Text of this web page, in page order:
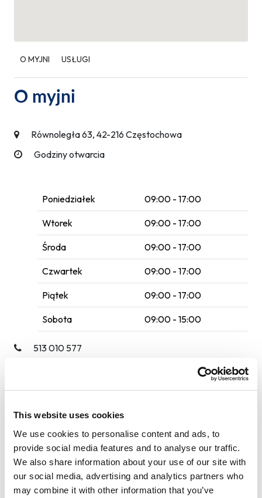
This website uses cookies
We use cookies to personalise content and ads, to
provide social media features and to analyse our traffic.
We also share information about your use of our site with
our social media, advertising and analytics partners who
may combine it with other information that you’ve
O MYJNI USŁUGI
O myjni
Równoległa 63, 42-216 Częstochowa
Godziny otwarcia
Poniedziałek 09:00 - 17:00
Wtorek 09:00 - 17:00
Środa 09:00 - 17:00
Czwartek 09:00 - 17:00
Piątek 09:00 - 17:00
Sobota 09:00 - 15:00
513 010 577
Samochody dostawcze
Wi-Fi
Galeria handlowa
Dezynfekcja chłodni